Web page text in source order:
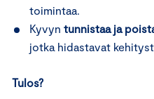
toimintaa.
Kyvyn tunnistaa ja
jotka hidastavat
Tulos?